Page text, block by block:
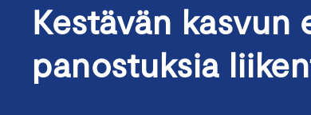
Kestävän
panostuksia